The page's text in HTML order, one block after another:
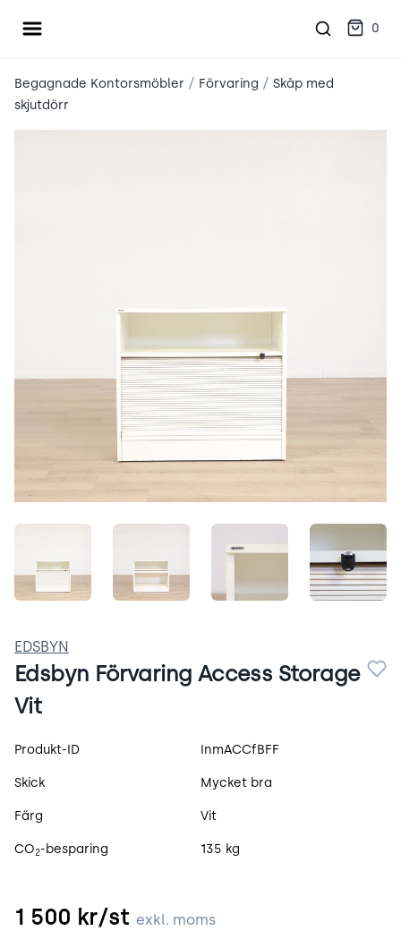
Öppna meny 0
Begagnade Kontorsmöbler / Förvaring / Skåp med
skjutdörr
ghRWB5vPi_dX.jpegc4ffeXzrnZrb.jpegq6ol2m3saOkQ.jpeg
EDSBYN
Edsbyn Förvaring Access Storage
Vit
Produktspecifikation
Produkt-ID InmACCfBFF
Skick Mycket bra
Färg Vit
CO2-besparing 135 kg
1 500 kr/st exkl. moms